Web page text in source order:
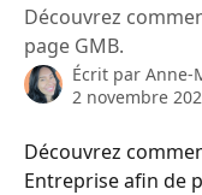
Découvrez
page GMB.
Écrit par Anne-
2 novembre
Découvrez
Entreprise afin de